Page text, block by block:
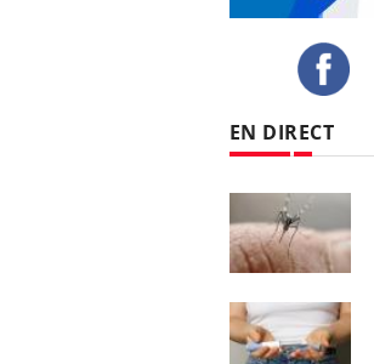
EN DIRECT